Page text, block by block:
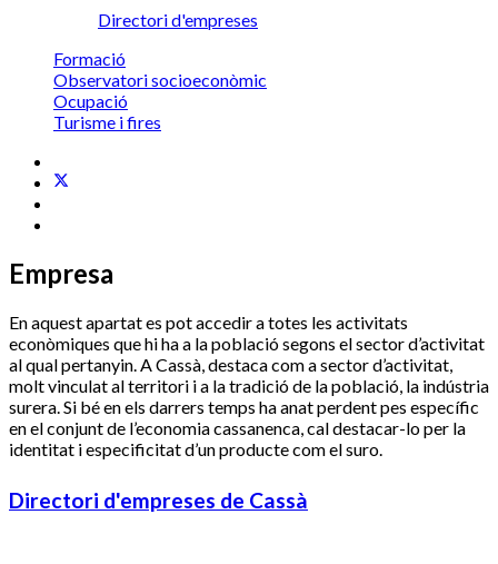
Directori d'empreses
Formació
Observatori socioeconòmic
Ocupació
Turisme i fires
Empresa
En aquest apartat es pot accedir a totes les activitats
econòmiques que hi ha a la població segons el sector d’activitat
al qual pertanyin. A Cassà, destaca com a sector d’activitat,
molt vinculat al territori i a la tradició de la població, la indústria
surera. Si bé en els darrers temps ha anat perdent pes específic
en el conjunt de l’economia cassanenca, cal destacar-lo per la
identitat i especificitat d’un producte com el suro.
Directori d'empreses de Cassà